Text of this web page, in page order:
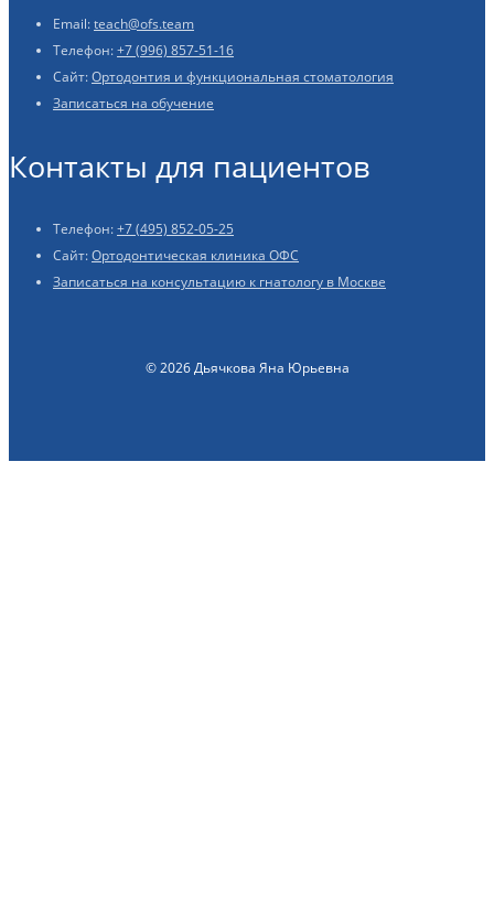
Email:teach@ofs.team
Телефон:+7 (996) 857-51-16
Сайт:Ортодонтия и функциональная стоматология
Записаться на обучение
Контакты для пациентов
Телефон:+7 (495) 852-05-25
Сайт:Ортодонтическая клиника ОФС
Записаться на консультацию к гнатологу в Москве
© 2026 Дьячкова Яна Юрьевна